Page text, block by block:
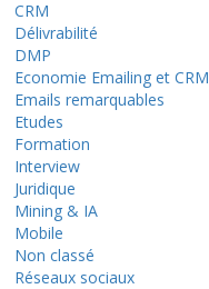
CRM
Délivrabilité
DMP
Economie Emailing et CRM
Emails remarquables
Etudes
Formation
Interview
Juridique
Mining & IA
Mobile
Non classé
Réseaux sociaux